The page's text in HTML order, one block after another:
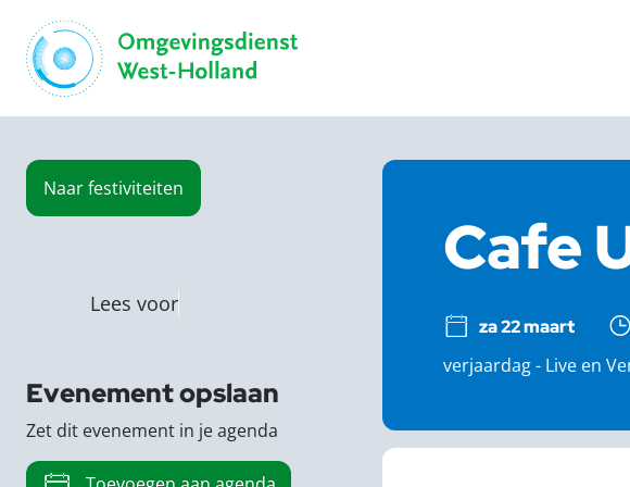
Naarfestiviteiten
Cafe
za 22 maart
verjaardag - Live en
Lees voor
Evenement opslaan
Zet dit evenement in je agenda